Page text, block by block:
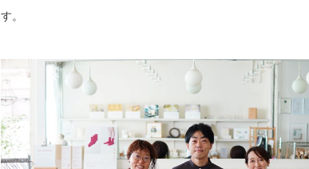
す。